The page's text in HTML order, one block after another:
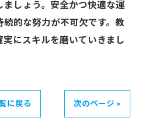
しょう。安全かつ快適な運
的な努力が不可欠です。教
にスキルを磨いていきまし
に戻る 次のページ >